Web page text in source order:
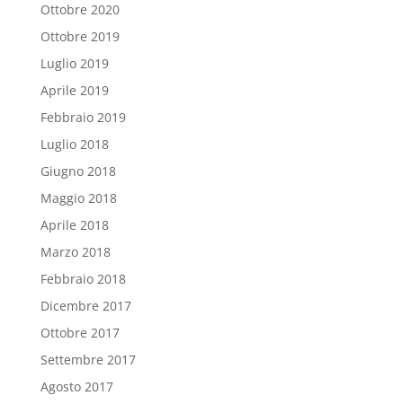
Ottobre 2020
Ottobre 2019
Luglio 2019
Aprile 2019
Febbraio 2019
Luglio 2018
Giugno 2018
Maggio 2018
Aprile 2018
Marzo 2018
Febbraio 2018
Dicembre 2017
Ottobre 2017
Settembre 2017
Agosto 2017